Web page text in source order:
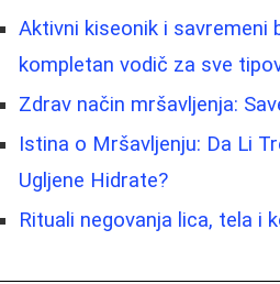
Aktivni kiseonik i savremeni
kompletan vodič za sve
Zdrav način mršavljenja:
Istina o Mršavljenju: Da Li
Ugljene Hidrate?
Rituali negovanja lica, tela i